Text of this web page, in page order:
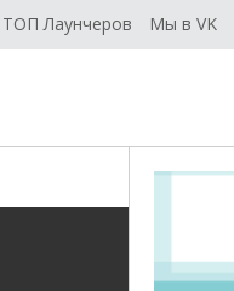
ТОП Лаунчеров Мы в VK